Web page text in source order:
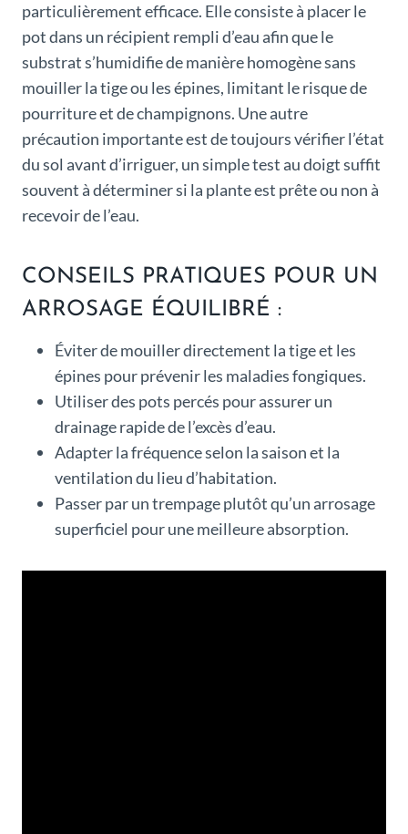
particulièrement efficace. Elle consiste à placer le
pot dans un récipient rempli d’eau afin que le
substrat s’humidifie de manière homogène sans
mouiller la tige ou les épines, limitant le risque de
pourriture et de champignons. Une autre
précaution importante est de toujours vérifier l’état
du sol avant d’irriguer, un simple test au doigt suffit
souvent à déterminer si la plante est prête ou non à
recevoir de l’eau.
CONSEILS PRATIQUES POUR UN
ARROSAGE ÉQUILIBRÉ :
Éviter de mouiller directement la tige et les
épines pour prévenir les maladies fongiques.
Utiliser des pots percés pour assurer un
drainage rapide de l’excès d’eau.
Adapter la fréquence selon la saison et la
ventilation du lieu d’habitation.
Passer par un trempage plutôt qu’un arrosage
superficiel pour une meilleure absorption.